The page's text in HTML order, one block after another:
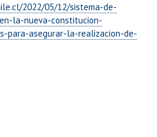
2022/05/12/sistema-de-
la-nueva-constitucion-
para-asegurar-la-realizacion-de-